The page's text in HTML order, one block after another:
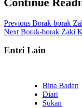
Previous Borak-borak
Next Borak-borak Zaki
Entri Lain
Bina Badan
Diari
Sukan